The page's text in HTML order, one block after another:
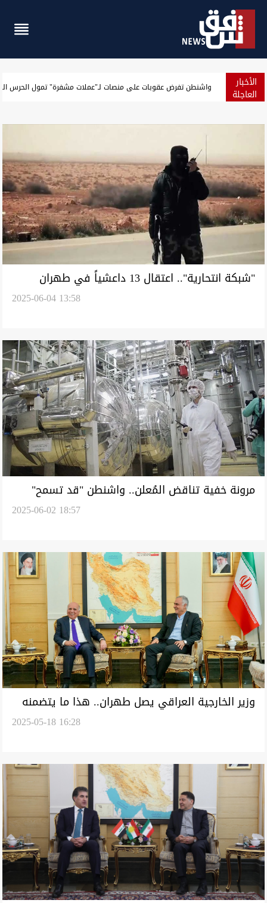
الأخبار
العاجلة الجيش الأميركي يعلن حصيلة جديدة لنتائج حصار إيران
"شبكة انتحارية".. اعتقال 13 داعشياً في طهران
2025-06-04 13:58
مرونة خفية تناقض المُعلن.. واشنطن "قد تسمح"
2025-06-02 18:57
وزير الخارجية العراقي يصل طهران.. هذا ما يتضمنه
2025-05-18 16:28